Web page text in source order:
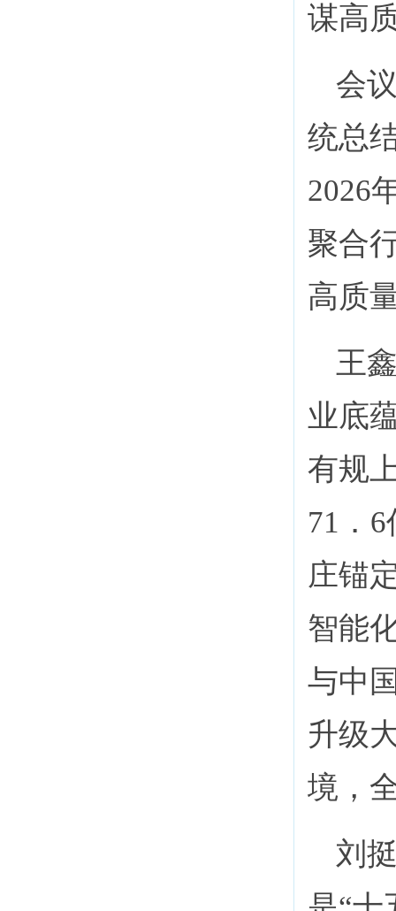
谋高
会
统总
2026
聚合
高质
王
业底
有规
71．
庄锚
智能
与中
升级
境，
刘